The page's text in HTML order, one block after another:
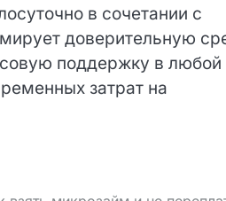
ответственность
системы. Таким
и безопасности в
в сочетании с
доверительную
и временных затрат на